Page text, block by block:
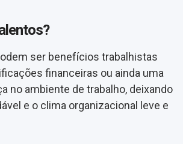
ser benefícios trabalhistas
financeiras ou ainda uma
no ambiente de trabalho, deixando
e o clima organizacional leve e